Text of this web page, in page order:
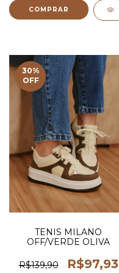
COMPRAR
30%
OFF
TENIS MILANO
OFF/VERDE OLIVA
R$139,90 R$97,93